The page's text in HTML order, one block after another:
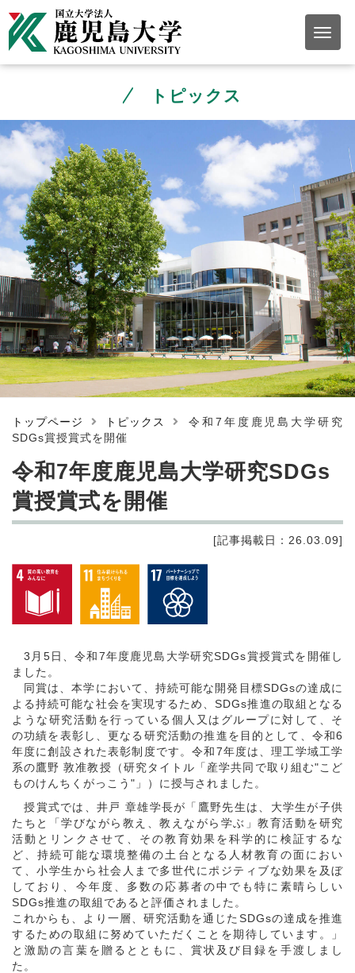
トピックス
トップページ トピックス
令和7年度鹿児島大学研究
SDGs賞授賞式を開催
令和7年度鹿児島大学研究SDGs
賞授賞式を開催
[記事掲載日：26.03.09]
3月5日、令和7年度鹿児島大学研究SDGs賞授賞式を開催し
ました。
同賞は、本学において、持続可能な開発目標SDGsの達成に
よる持続可能な社会を実現するため、SDGs推進の取組となる
ような研究活動を行っている個人又はグループに対して、そ
の功績を表彰し、更なる研究活動の推進を目的として、令和6
年度に創設された表彰制度です。令和7年度は、理工学域工学
系の鷹野 敦准教授（研究タイトル「産学共同で取り組む"こど
ものけんちくがっこう"」）に授与されました。
授賞式では、井戸 章雄学長が「鷹野先生は、大学生が子供
たちと「学びながら教え、教えながら学ぶ」教育活動を研究
活動とリンクさせて、その教育効果を科学的に検証するな
ど、持続可能な環境整備の土台となる人材教育の面におい
て、小学生から社会人まで多世代にポジティブな効果を及ぼ
しており、今年度、多数の応募者の中でも特に素晴らしい
SDGs推進の取組であると評価されました。
これからも、より一層、研究活動を通じたSDGsの達成を推進
するための取組に努めていただくことを期待しています。」
と激励の言葉を贈るとともに、賞状及び目録を手渡しまし
た。